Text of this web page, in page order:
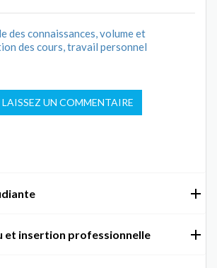
des connaissances, volume et
des cours, travail personnel
LAISSEZ UN COMMENTAIRE
et insertion professionnelle